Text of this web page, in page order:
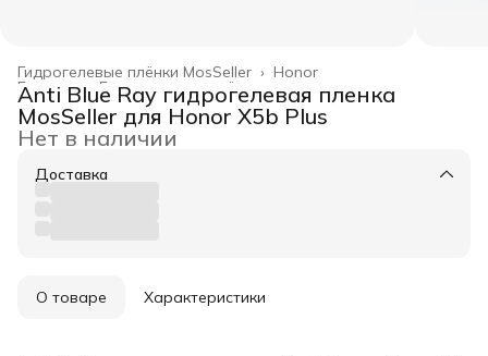
Honor
Гидрогелевые плёнки MosSeller ›
Гидрогелевые плёнки ›
Главная ›
Anti Blue Ray гидрогелевая пленка
MosSeller для Honor X5b Plus
Нет в наличии
Доставка
О товаре Характеристики